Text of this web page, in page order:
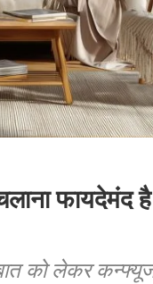
फायदेमंद है
को लेकर